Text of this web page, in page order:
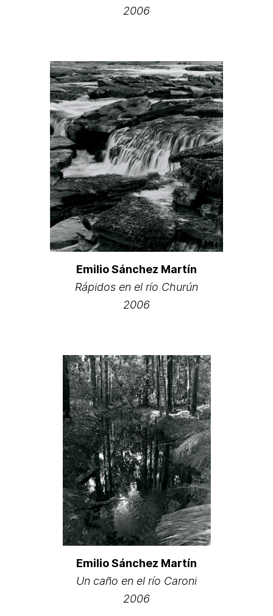
2006
Emilio Sánchez Martín
Rápidos en el río Churún
2006
Emilio Sánchez Martín
Un caño en el río Caroni
2006